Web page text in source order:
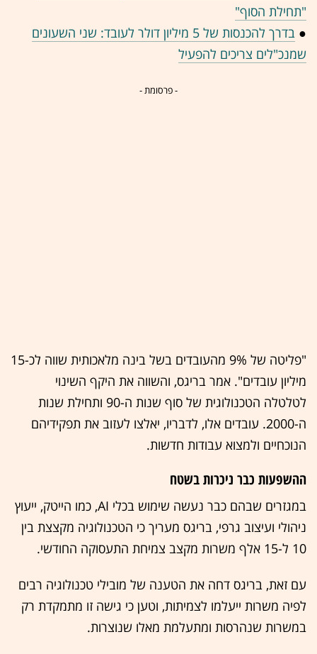
"תחילת הסוף"
●
בדרך להכנסות של 5 מיליון דולר לעובד: שני השעונים
שמנכ"לים צריכים להפעיל
- פרסומת -
"פליטה של 9% מהעובדים בשל בינה מלאכותית שווה לכ-15
מיליון עובדים". אמר בריגס, והשווה את היקף השינוי
לטלטלה הטכנולוגית של סוף שנות ה-90 ותחילת שנות
ה-2000. עובדים אלו, לדבריו, יאלצו לעזוב את תפקידיהם
הנוכחיים ולמצוא עבודות חדשות.
ההשפעות כבר ניכרות בשטח
במגזרים שבהם כבר נעשה שימוש בכלי AI, כמו הייטק, ייעוץ
ניהולי ועיצוב גרפי, בריגס מעריך כי הטכנולוגיה מקצצת בין
10 ל-15 אלף משרות מקצב צמיחת התעסוקה החודשי.
עם זאת, בריגס דחה את הטענה של מובילי טכנולוגיה רבים
לפיה משרות ייעלמו לצמיתות, וטען כי גישה זו מתמקדת רק
במשרות שנהרסות ומתעלמת מאלו שנוצרות.